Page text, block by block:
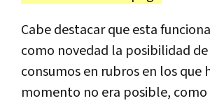
Cabe destacar que esta
como novedad la posibilidad
consumos en rubros en los que
momento no era posible,